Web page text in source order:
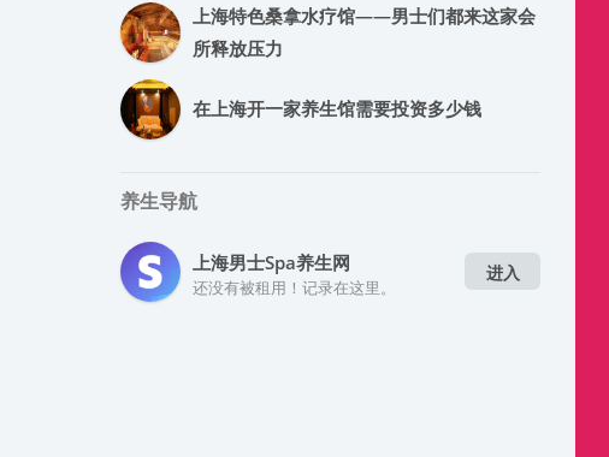
上海特色桑拿水疗馆——男士们都来这家会
所释放压力
在上海开一家养生馆需要投资多少钱
养生导航
上海男士spa养生网
还没有被租用！记录在这里。
进入